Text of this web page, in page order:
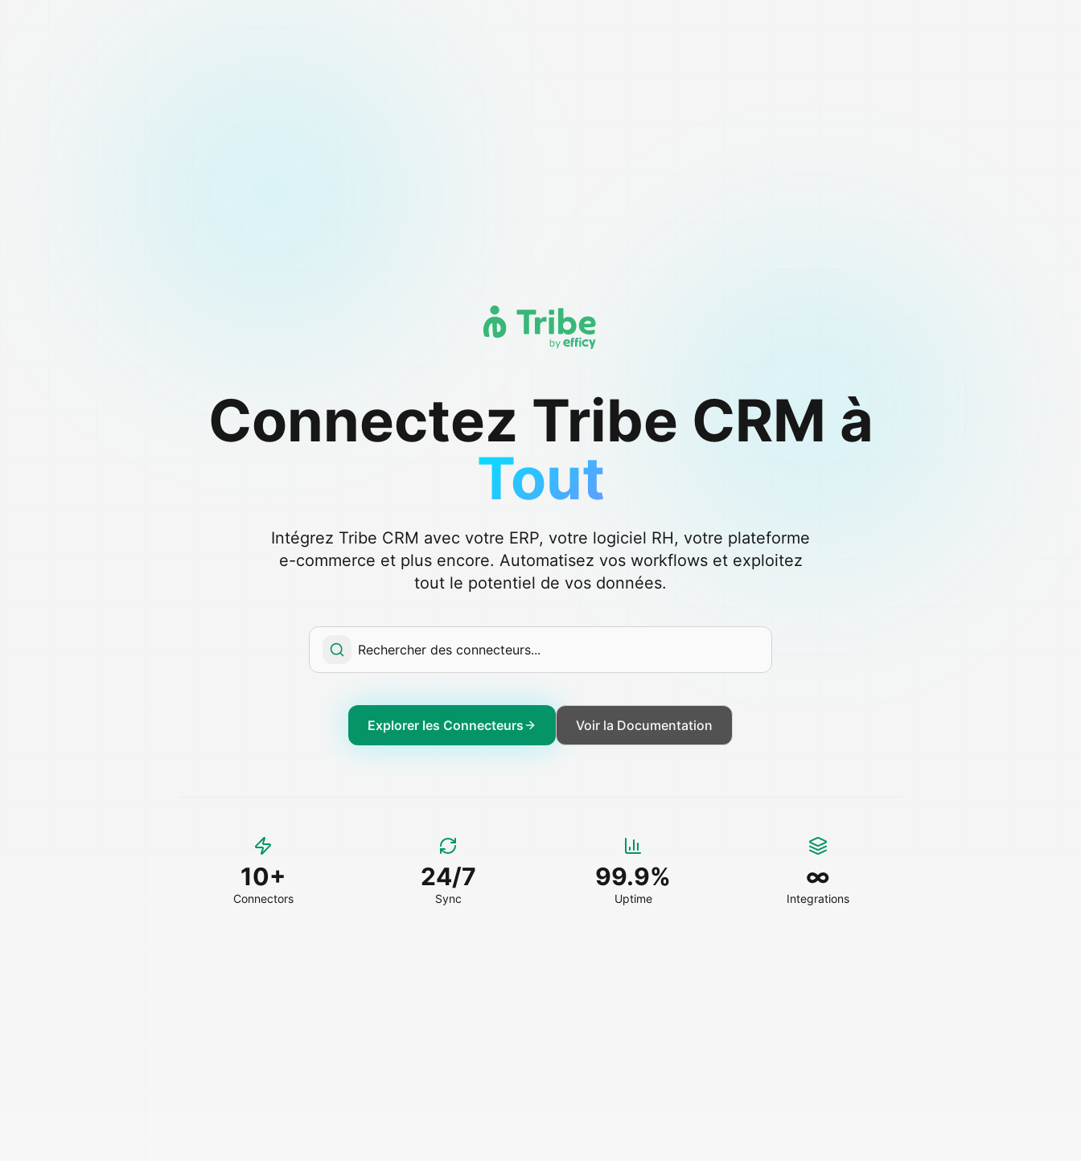
Connectez Tribe CRM à
Tout
Intégrez Tribe CRM avec votre ERP, votre logiciel RH, votre plateforme
e-commerce et plus encore. Automatisez vos workflows et exploitez
tout le potentiel de vos données.
Explorer les Connecteurs Voir la Documentation
10+
Connectors
24/7
Sync
99.9%
Uptime
∞
Integrations